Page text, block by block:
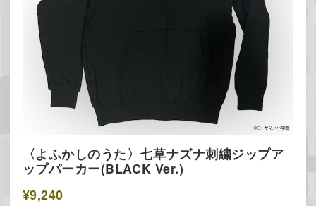
〈よふかしのうた〉七草ナズナ刺繍ジップア
ップパーカー(BLACK Ver.)
¥9,240